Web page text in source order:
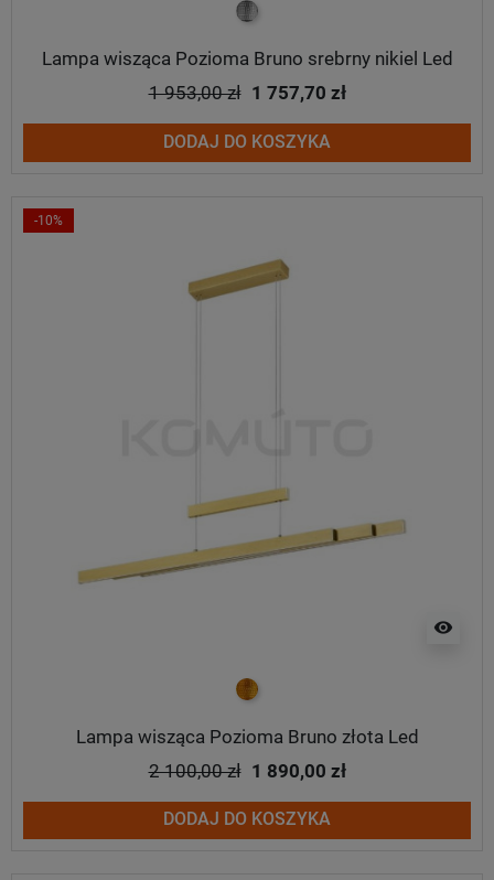
srebrny
Lampa wisząca Pozioma Bruno srebrny nikiel Led
1 953,00 zł 1 757,70 zł
DODAJ DO KOSZYKA
-10%
visibility
złoty
Lampa wisząca Pozioma Bruno złota Led
2 100,00 zł 1 890,00 zł
DODAJ DO KOSZYKA